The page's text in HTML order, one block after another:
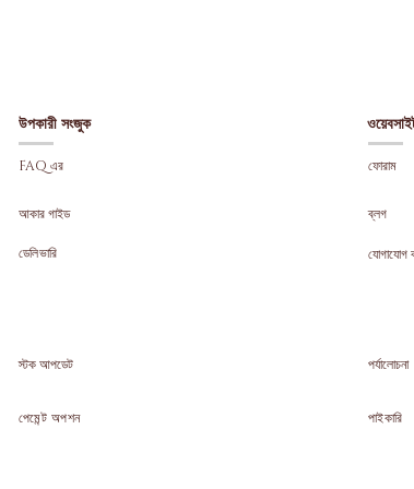
উপকারী সংজুক
FAQ এর
আকার গাইড
ডেলিভারি
স্টক আপডেট
পেমেন্ট অপশন
ফোরাম
ব্লগ
যোগাযোগ
পর্যালোচনা
পাইকারি